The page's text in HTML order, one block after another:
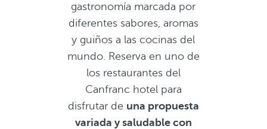
gastronomía marcada por
diferentes sabores, aromas
y guiños a las cocinas del
mundo. Reserva en uno de
los restaurantes del
Canfranc hotel para
disfrutar de una propuesta
variada y saludable con